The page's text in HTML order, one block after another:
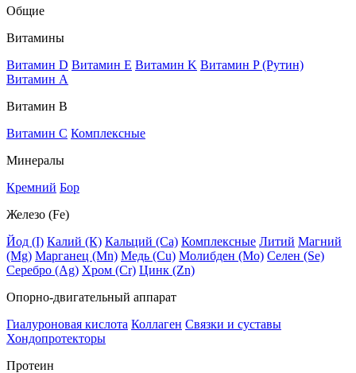
Общие
Витамины
Витамин D Витамин E Витамин K Витамин P (Рутин)
Витамин А
Витамин В
Витамин C Комплексные
Минералы
Кремний Бор
Железо (Fe)
Йод (I) Калий (К) Кальций (Са) Комплексные Литий Магний
(Mg) Марганец (Mn) Медь (Сu) Молибден (Мо) Селен (Se)
Серебро (Ag) Хром (Cr) Цинк (Zn)
Опорно-двигательный аппарат
Гиалуроновая кислота Коллаген Связки и суставы
Хондопротекторы
Протеин